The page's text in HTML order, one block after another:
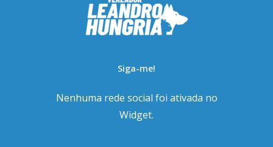
Siga-me!
Nenhuma rede social foi ativada no
Widget.